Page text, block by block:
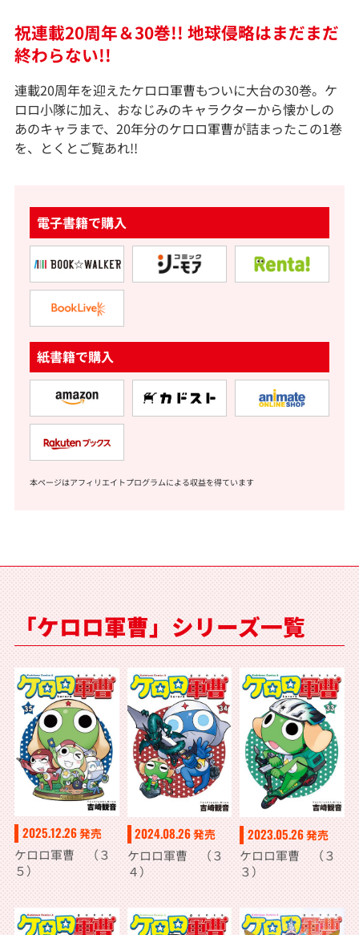
祝連載20周年＆30巻!! 地球侵略はまだまだ
終わらない!!
連載20周年を迎えたケロロ軍曹もついに大台の30巻。ケ
ロロ小隊に加え、おなじみのキャラクターから懐かしの
あのキャラまで、20年分のケロロ軍曹が詰まったこの1巻
を、とくとご覧あれ!!
電子書籍で購入
紙書籍で購入
本ページはアフィリエイトプログラムによる収益を得ています
「ケロロ軍曹」シリーズ一覧
2025.12.26発売
ケロロ軍曹 （３
５）
2024.08.26発売
ケロロ軍曹 （３
４）
2023.05.26発売
ケロロ軍曹 （３
３）